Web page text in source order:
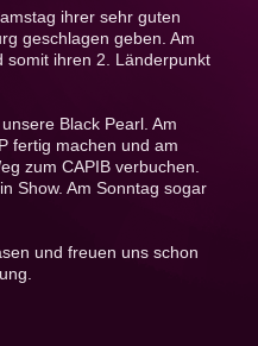
ihrer sehr guten
geschlagen geben. Am
somit ihren 2. Länderpunkt
Black Pearl. Am
fertig machen und am
zum CAPIB verbuchen.
Show. Am Sonntag sogar
und freuen uns schon